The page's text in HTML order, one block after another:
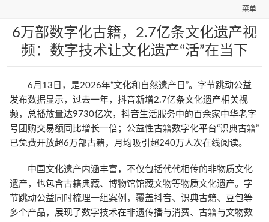
菜单
6万部数字化古籍，2.7亿条文化遗产视
频：数字技术让文化遗产“活”在当下
6月13日，是2026年“文化和自然遗产日”。字节跳动公益
发布数据显示，过去一年，抖音新增2.7亿条文化遗产相关视
频，总播放量达9730亿次，抖音生活服务中的百余家中华老字
号团购交易额同比增长一倍；公益性古籍数字化平台“识典古籍”
已免费开放超6万部古籍，月均吸引超240万人次在线阅读。
中国文化遗产内涵丰富，不仅包括代代相传的非物质文化
遗产，也包含古籍典藏、博物馆馆藏文物等物质文化遗产。字
节跳动公益同时梳理一组案例，覆盖抖音、识典古籍、豆包等
多个产品，展现了数字技术在非遗传播与消费、古籍与文物数